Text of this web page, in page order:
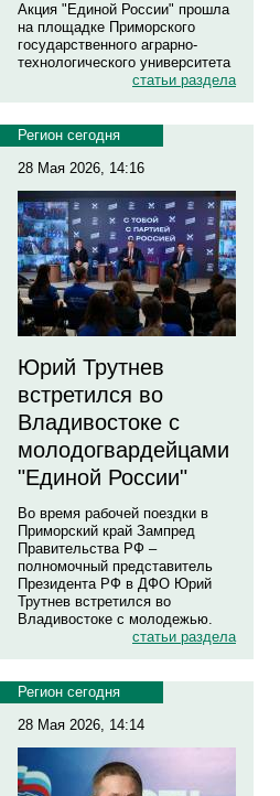
Акция "Единой России" прошла
на площадке Приморского
государственного аграрно-
технологического университета
статьи раздела
Регион сегодня
28 Мая 2026, 14:16
Юрий Трутнев
встретился во
Владивостоке с
молодогвардейцами
"Единой России"
Во время рабочей поездки в
Приморский край Зампред
Правительства РФ –
полномочный представитель
Президента РФ в ДФО Юрий
Трутнев встретился во
Владивостоке с молодежью.
статьи раздела
Регион сегодня
28 Мая 2026, 14:14